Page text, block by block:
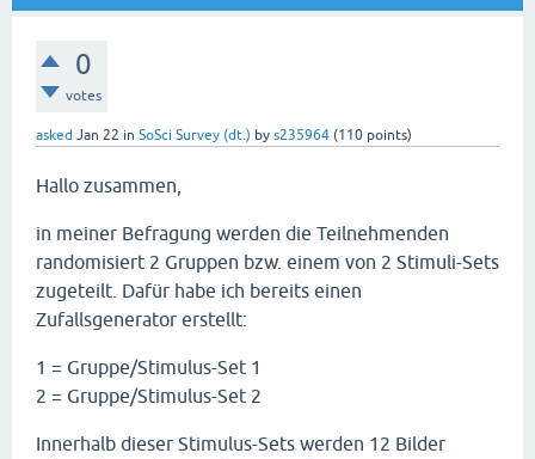
0
votes
asked Jan 22 in SoSci Survey (dt.) by s235964 (110 points)
Hallo zusammen,
in meiner Befragung werden die Teilnehmenden
randomisiert 2 Gruppen bzw. einem von 2 Stimuli-Sets
zugeteilt. Dafür habe ich bereits einen
Zufallsgenerator erstellt:
1 = Gruppe/Stimulus-Set 1
2 = Gruppe/Stimulus-Set 2
Innerhalb dieser Stimulus-Sets werden 12 Bilder